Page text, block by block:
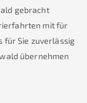
gebracht
mit für
für Sie zuverlässig
übernehmen